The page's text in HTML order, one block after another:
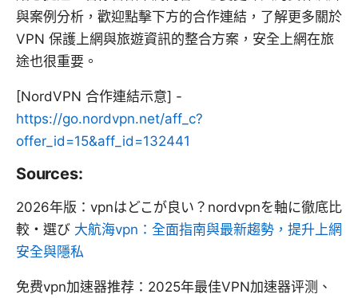
與案例分析，歡迎點擊下方的合作連結，了解更多關於
VPN 保護上網與旅遊資訊的整合方案，安全上網在旅
途也很重要。
[NordVPN 合作連結示意] -
https://go.nordvpn.net/aff_c?
offer_id=15&aff_id=132441
Sources:
2026年版：vpnはどこが良い？nordvpnを軸に徹底比
較・選び 大航海vpn：全面指南與最新趨勢，提升上網
安全與隱私
免费vpn加速器推荐：2025年最佳VPN加速器评测、